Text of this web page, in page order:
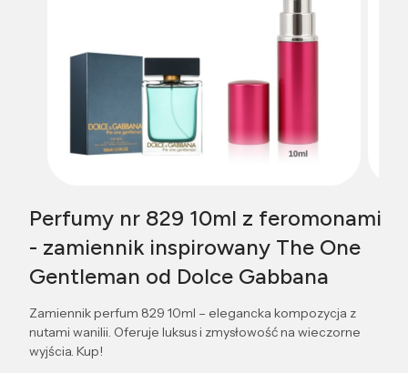
Perfumy nr 829 10ml z feromonami
- zamiennik inspirowany The One
Gentleman od Dolce Gabbana
Zamiennik perfum 829 10ml – elegancka kompozycja z
nutami wanilii. Oferuje luksus i zmysłowość na wieczorne
wyjścia. Kup!